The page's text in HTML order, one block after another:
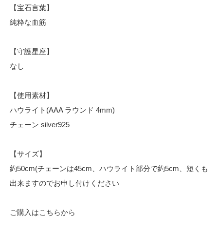
【宝石言葉】
純粋な血筋
【守護星座】
なし
【使用素材】
ハウライト(AAA ラウンド 4mm)
チェーン silver925
【サイズ】
約50cm(チェーンは45cm、ハウライト部分で約5cm、短くも
出来ますのでお申し付けください
ご購入はこちらから